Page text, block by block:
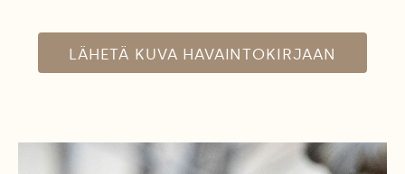
LÄHETÄ KUVA HAVAINTOKIRJAAN